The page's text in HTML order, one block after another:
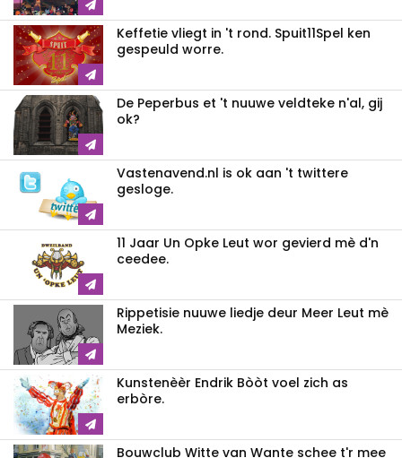
Keffetie vliegt in 't rond. Spuit11Spel ken
gespeuld worre.
De Peperbus et 't nuuwe veldteke n'al, gij
ok?
Vastenavend.nl is ok aan 't twittere
gesloge.
11 Jaar Un Opke Leut wor gevierd mè d'n
ceedee.
Rippetisie nuuwe liedje deur Meer Leut mè
Meziek.
Kunstenèèr Endrik Bòòt voel zich as
erbòre.
Bouwclub Witte van Wante schee t'r mee